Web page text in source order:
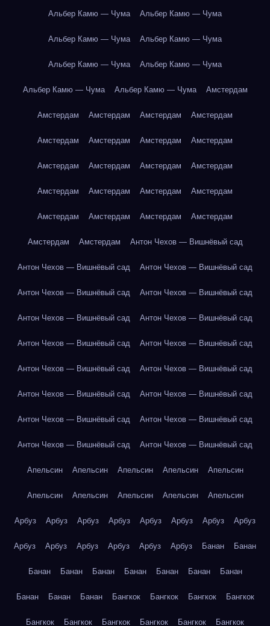
Альбер Камю — Чума Альбер Камю — Чума
Альбер Камю — Чума Альбер Камю — Чума
Альбер Камю — Чума Альбер Камю — Чума
Альбер Камю — Чума Альбер Камю — Чума Амстердам
Амстердам Амстердам Амстердам Амстердам
Амстердам Амстердам Амстердам Амстердам
Амстердам Амстердам Амстердам Амстердам
Амстердам Амстердам Амстердам Амстердам
Амстердам Амстердам Амстердам Амстердам
Амстердам Амстердам Антон Чехов — Вишнёвый сад
Антон Чехов — Вишнёвый сад Антон Чехов — Вишнёвый сад
Антон Чехов — Вишнёвый сад Антон Чехов — Вишнёвый сад
Антон Чехов — Вишнёвый сад Антон Чехов — Вишнёвый сад
Антон Чехов — Вишнёвый сад Антон Чехов — Вишнёвый сад
Антон Чехов — Вишнёвый сад Антон Чехов — Вишнёвый сад
Антон Чехов — Вишнёвый сад Антон Чехов — Вишнёвый сад
Антон Чехов — Вишнёвый сад Антон Чехов — Вишнёвый сад
Антон Чехов — Вишнёвый сад Антон Чехов — Вишнёвый сад
Апельсин Апельсин Апельсин Апельсин Апельсин
Апельсин Апельсин Апельсин Апельсин Апельсин
Арбуз Арбуз Арбуз Арбуз Арбуз Арбуз Арбуз Арбуз
Арбуз Арбуз Арбуз Арбуз Арбуз Арбуз Банан Банан
Банан Банан Банан Банан Банан Банан Банан
Банан Банан Банан Бангкок Бангкок Бангкок Бангкок
Бангкок Бангкок Бангкок Бангкок Бангкок Бангкок